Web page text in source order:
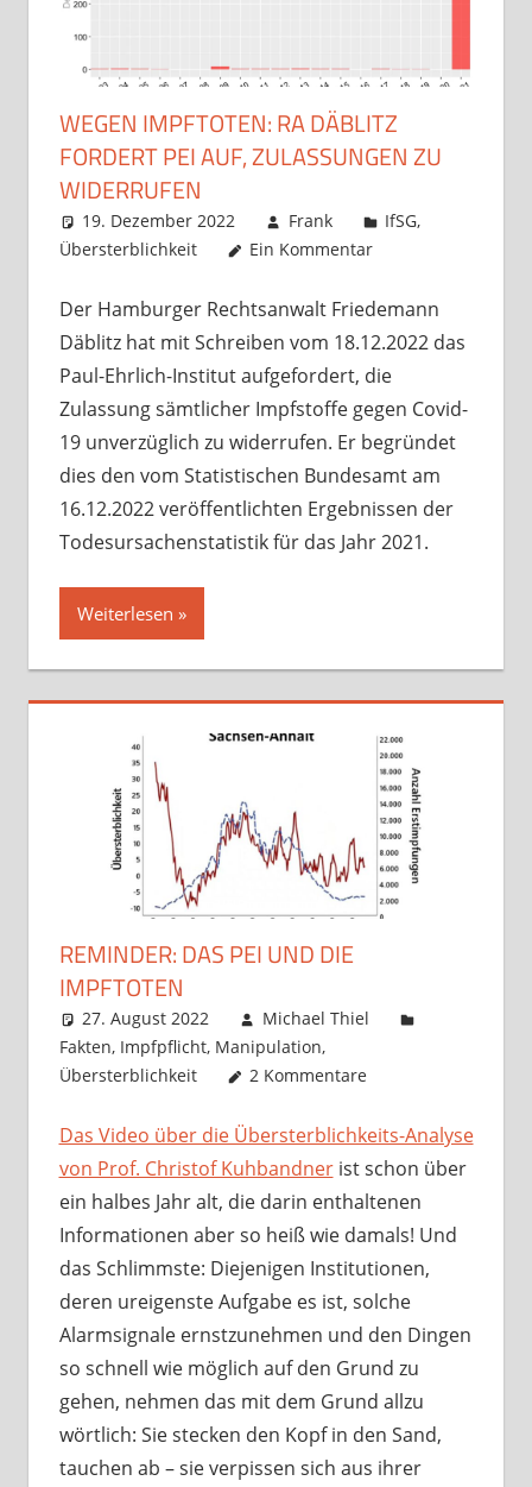
WEGEN IMPFTOTEN: RA DÄBLITZ
FORDERT PEI AUF, ZULASSUNGEN ZU
WIDERRUFEN
19. Dezember 2022 Frank IfSG,
Übersterblichkeit
Ein Kommentar
Der Hamburger Rechtsanwalt Friedemann
Däblitz hat mit Schreiben vom 18.12.2022 das
Paul-Ehrlich-Institut aufgefordert, die
Zulassung sämtlicher Impfstoffe gegen Covid-
19 unverzüglich zu widerrufen. Er begründet
dies den vom Statistischen Bundesamt am
16.12.2022 veröffentlichten Ergebnissen der
Todesursachenstatistik für das Jahr 2021.
Weiterlesen
REMINDER: DAS PEI UND DIE
IMPFTOTEN
27. August 2022
Michael Thiel
Fakten, Impfpflicht, Manipulation,
Übersterblichkeit
2 Kommentare
Das Video über die Übersterblichkeits-Analyse
von Prof. Christof Kuhbandnerist schon über
ein halbes Jahr alt, die darin enthaltenen
Informationen aber so heiß wie damals! Und
das Schlimmste: Diejenigen Institutionen,
deren ureigenste Aufgabe es ist, solche
Alarmsignale ernstzunehmen und den Dingen
so schnell wie möglich auf den Grund zu
gehen, nehmen das mit dem Grund allzu
wörtlich: Sie stecken den Kopf in den Sand,
tauchen ab – sie verpissen sich aus ihrer